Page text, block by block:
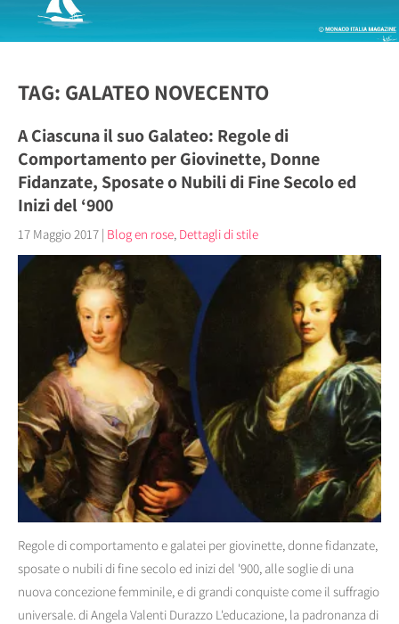
TAG: GALATEO NOVECENTO
A Ciascuna il suo Galateo: Regole di
Comportamento per Giovinette, Donne
Fidanzate, Sposate o Nubili di Fine Secolo ed
Inizi del ‘900
17 Maggio 2017 | Blog en rose, Dettagli di stile
Regole di comportamento e galatei per giovinette, donne fidanzate,
sposate o nubili di fine secolo ed inizi del '900, alle soglie di una
nuova concezione femminile, e di grandi conquiste come il suffragio
universale. di Angela Valenti Durazzo L'educazione, la padronanza di